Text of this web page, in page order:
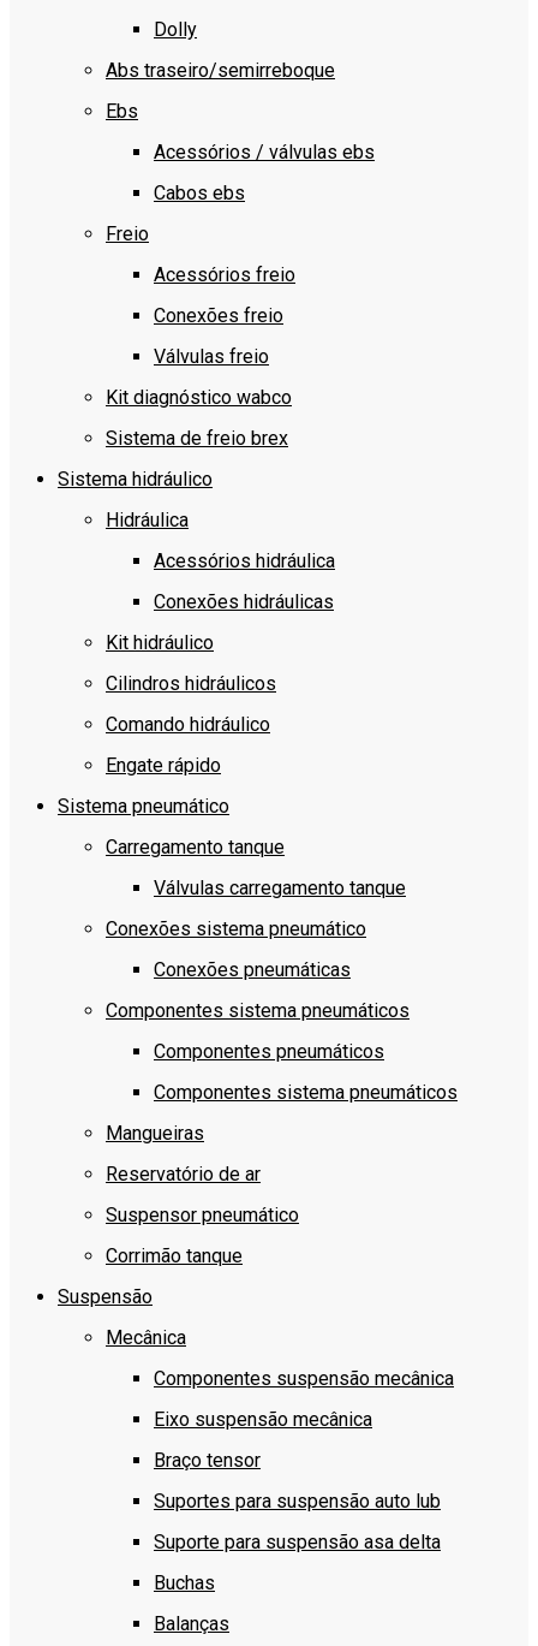
Dolly
Abs traseiro/semirreboque
Ebs
Acessórios / válvulas ebs
Cabos ebs
Freio
Acessórios freio
Conexões freio
Válvulas freio
Kit diagnóstico wabco
Sistema de freio brex
Sistema hidráulico
Hidráulica
Acessórios hidráulica
Conexões hidráulicas
Kit hidráulico
Cilindros hidráulicos
Comando hidráulico
Engate rápido
Sistema pneumático
Carregamento tanque
Válvulas carregamento tanque
Conexões sistema pneumático
Conexões pneumáticas
Componentes sistema pneumáticos
Componentes pneumáticos
Componentes sistema pneumáticos
Mangueiras
Reservatório de ar
Suspensor pneumático
Corrimão tanque
Suspensão
Mecânica
Componentes suspensão mecânica
Eixo suspensão mecânica
Braço tensor
Suportes para suspensão auto lub
Suporte para suspensão asa delta
Buchas
Balanças